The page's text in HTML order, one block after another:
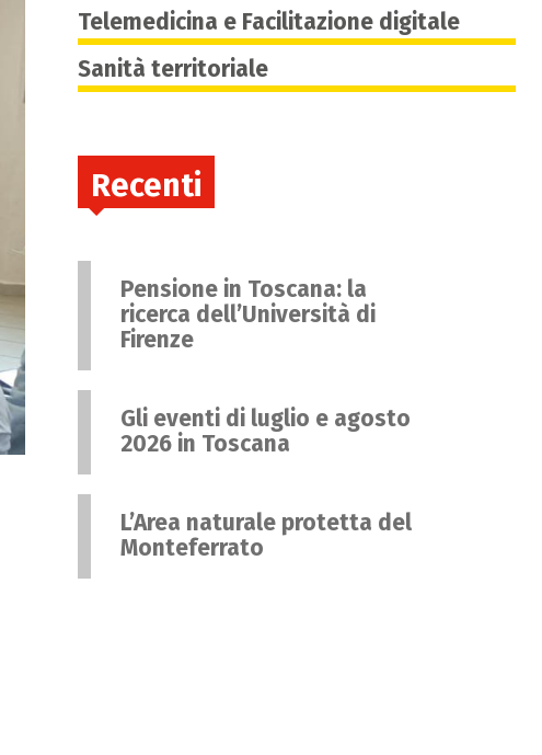
Telemedicina e Facilitazione digitale
Sanità territoriale
Recenti
Pensione in Toscana: la
ricerca dell’Università di
Firenze
Gli eventi di luglio e agosto
2026 in Toscana
L’Area naturale protetta del
Monteferrato